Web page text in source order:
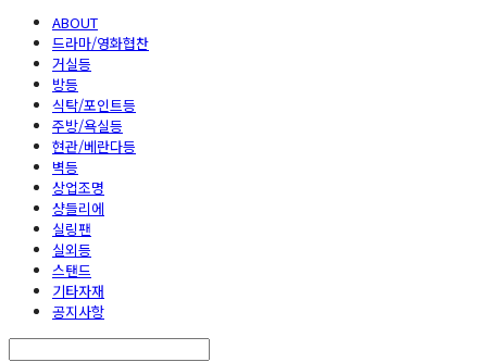
ABOUT
드라마/영화협찬
거실등
방등
식탁/포인트등
주방/욕실등
현관/베란다등
벽등
상업조명
샹들리에
실링팬
실외등
스탠드
기타자재
공지사항